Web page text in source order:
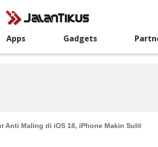
Apps Gadgets
Anti Maling di iOS 18, iPhone Makin Sulit